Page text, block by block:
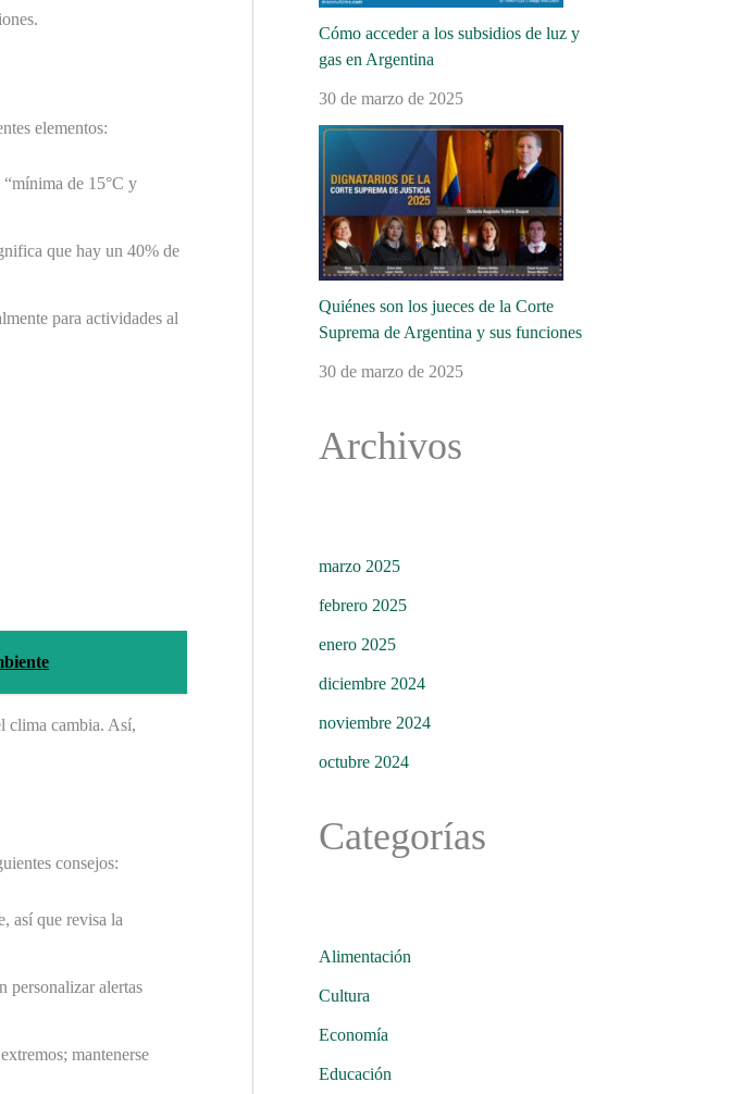
elementos:
“mínima de 15°C y
que hay un 40% de
para actividades al
clima cambia. Así,
consejos:
así que revisa la
personalizar alertas
mantenerse
Cómo acceder a los subsidios de luz y
gas en Argentina
30 de marzo de 2025
Quiénes son los jueces de la Corte
Suprema de Argentina y sus funciones
30 de marzo de 2025
Archivos
marzo 2025
febrero 2025
enero 2025
diciembre 2024
noviembre 2024
octubre 2024
Categorías
Alimentación
Cultura
Economía
Educación